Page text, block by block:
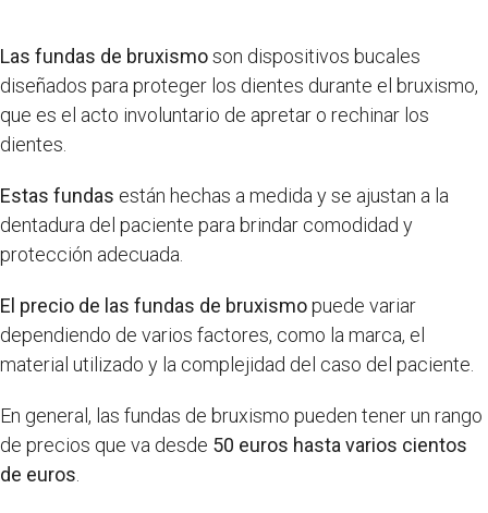
Las fundas de bruxismoson dispositivos bucales
diseñados para proteger los dientes durante el bruxismo,
que es el acto involuntario de apretar o rechinar los
dientes.
Estas fundas están hechas a medida y se ajustan a la
dentadura del paciente para brindar comodidad y
protección adecuada.
El precio de las fundas de bruxismopuede variar
dependiendo de varios factores, como la marca, el
material utilizado y la complejidad del caso del paciente.
En general, las fundas de bruxismo pueden tener un rango
de precios que va desde 50 euros hasta varios cientos
de euros